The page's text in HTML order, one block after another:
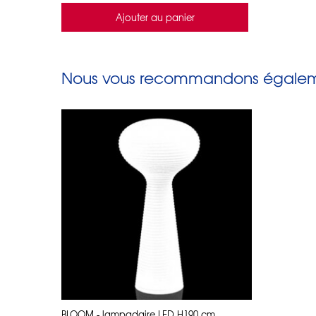
Ajouter au panier
Nous vous recommandons